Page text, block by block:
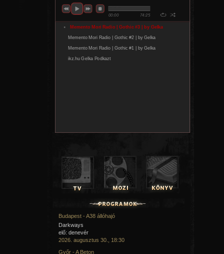
állnak össze. fllozz az elmúlt időszak egyik
előadójaként tűnt fel. 2024-ben a Telekom Electronic
válogatáslemezen debütált, 2025-ben pedig már a
műsorvezetője, Kevin Cole is játszotta down című
tágítja saját hangzásvilágát. Első magyar nyelvű EP-je, az
pop és a kísérletező elektronika egyik legerősebb hazai
olyan közreműködőkkel, mint Co Lee vagy Molnár Tamás.
Budapest - A38 állóhajó
Darkways
elő: denevér
2026. augusztus 30., 18:30
Győr - A Beton